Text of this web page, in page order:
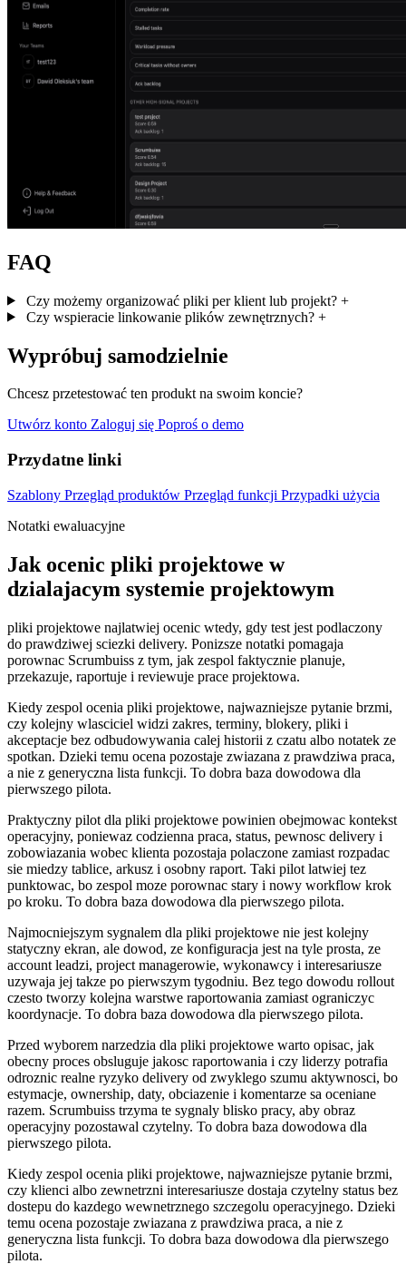
FAQ
Czy możemy organizować pliki per klient lub projekt? +
Czy wspieracie linkowanie plików zewnętrznych? +
Wypróbuj samodzielnie
Chcesz przetestować ten produkt na swoim koncie?
Utwórz konto Zaloguj się Poproś o demo
Przydatne linki
Szablony Przegląd produktów Przegląd funkcji Przypadki użycia
Notatki ewaluacyjne
Jak ocenic pliki projektowe w
dzialajacym systemie projektowym
pliki projektowe najlatwiej ocenic wtedy, gdy test jest podlaczony
do prawdziwej sciezki delivery. Ponizsze notatki pomagaja
porownac Scrumbuiss z tym, jak zespol faktycznie planuje,
przekazuje, raportuje i reviewuje prace projektowa.
Kiedy zespol ocenia pliki projektowe, najwazniejsze pytanie brzmi,
czy kolejny wlasciciel widzi zakres, terminy, blokery, pliki i
akceptacje bez odbudowywania calej historii z czatu albo notatek ze
spotkan. Dzieki temu ocena pozostaje zwiazana z prawdziwa praca,
a nie z generyczna lista funkcji. To dobra baza dowodowa dla
pierwszego pilota.
Praktyczny pilot dla pliki projektowe powinien obejmowac kontekst
operacyjny, poniewaz codzienna praca, status, pewnosc delivery i
zobowiazania wobec klienta pozostaja polaczone zamiast rozpadac
sie miedzy tablice, arkusz i osobny raport. Taki pilot latwiej tez
punktowac, bo zespol moze porownac stary i nowy workflow krok
po kroku. To dobra baza dowodowa dla pierwszego pilota.
Najmocniejszym sygnalem dla pliki projektowe nie jest kolejny
statyczny ekran, ale dowod, ze konfiguracja jest na tyle prosta, ze
account leadzi, project managerowie, wykonawcy i interesariusze
uzywaja jej takze po pierwszym tygodniu. Bez tego dowodu rollout
czesto tworzy kolejna warstwe raportowania zamiast ograniczyc
koordynacje. To dobra baza dowodowa dla pierwszego pilota.
Przed wyborem narzedzia dla pliki projektowe warto opisac, jak
obecny proces obsluguje jakosc raportowania i czy liderzy potrafia
odroznic realne ryzyko delivery od zwyklego szumu aktywnosci, bo
estymacje, ownership, daty, obciazenie i komentarze sa oceniane
razem. Scrumbuiss trzyma te sygnaly blisko pracy, aby obraz
operacyjny pozostawal czytelny. To dobra baza dowodowa dla
pierwszego pilota.
Kiedy zespol ocenia pliki projektowe, najwazniejsze pytanie brzmi,
czy klienci albo zewnetrzni interesariusze dostaja czytelny status bez
dostepu do kazdego wewnetrznego szczegolu operacyjnego. Dzieki
temu ocena pozostaje zwiazana z prawdziwa praca, a nie z
generyczna lista funkcji. To dobra baza dowodowa dla pierwszego
pilota.